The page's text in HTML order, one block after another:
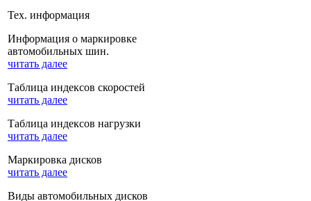
Тех. информация
Информация о маркировке
автомобильных шин.
читать далее
Таблица индексов скоростей
читать далее
Таблица индексов нагрузки
читать далее
Маркировка дисков
читать далее
Виды автомобильных дисков